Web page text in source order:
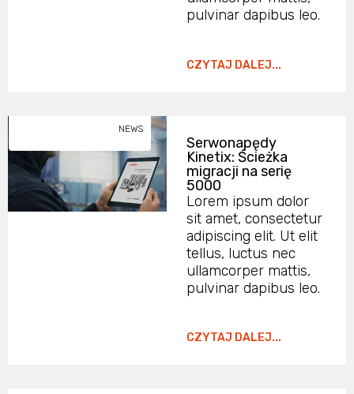
pulvinar dapibus leo.
CZYTAJ DALEJ...
NEWS
Serwonapędy
Kinetix: Ścieżka
migracji na serię
5000
Lorem ipsum dolor
sit amet, consectetur
adipiscing elit. Ut elit
tellus, luctus nec
ullamcorper mattis,
pulvinar dapibus leo.
CZYTAJ DALEJ...